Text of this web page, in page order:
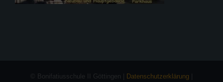
© Bonifatiusschule II Göttingen | Datenschutzerklärung